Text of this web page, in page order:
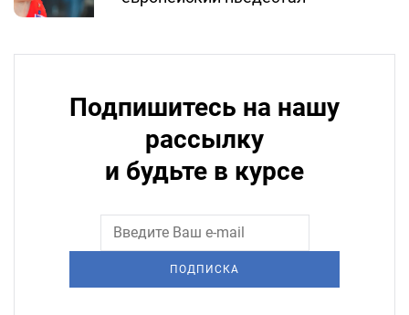
Подпишитесь на нашу
рассылку
и будьте в курсе
ПОДПИСКА